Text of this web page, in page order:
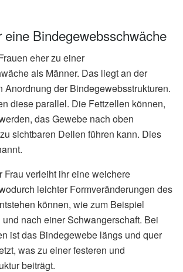
eine Bindegewebsschwäche
eher zu einer
als Männer. Das liegt an der
Anordnung der Bindegewebsstrukturen.
diese parallel. Die Fettzellen können,
das Gewebe nach oben
sichtbaren Dellen führen kann. Dies
Frau verleiht ihr eine weichere
leichter Formveränderungen des
können, wie zum Beispiel
nach einer Schwangerschaft. Bei
ist das Bindegewebe längs und quer
was zu einer festeren und
beiträgt.